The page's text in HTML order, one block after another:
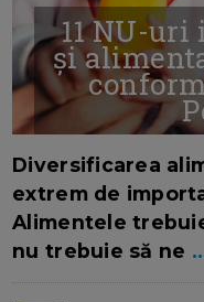
11 NU-
și
Diversificarea
extrem de
Alimentele
nu trebuie să ne